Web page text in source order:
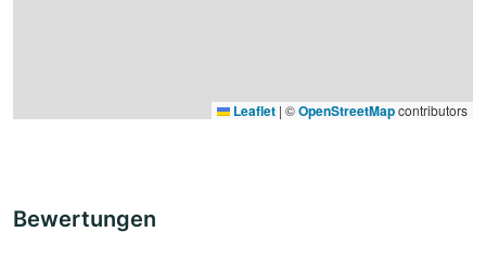
Leaflet | ©OpenStreetMapcontributors
Bewertungen